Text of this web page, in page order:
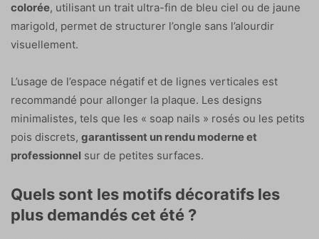
colorée, utilisant un trait ultra-fin de bleu ciel ou de jaune
marigold, permet de structurer l’ongle sans l’alourdir
visuellement.
L’usage de l’espace négatif et de lignes verticales est
recommandé pour allonger la plaque. Les designs
minimalistes, tels que les « soap nails » rosés ou les petits
pois discrets, garantissent un rendu moderne et
professionnel sur de petites surfaces.
Quels sont les motifs décoratifs les
plus demandés cet été ?